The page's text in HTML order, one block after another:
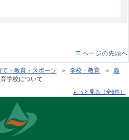
ページの先頭へ
て・教育・スポーツ ＞学校・教育 ＞義
学校について
もっと見る（全6件）